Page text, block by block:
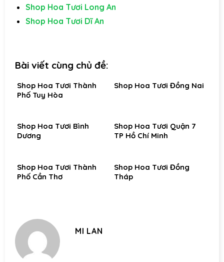
Shop Hoa Tươi Long An
Shop Hoa Tươi Dĩ An
Bài viết cùng chủ đề:
Shop Hoa Tươi Thành
Phố Tuy Hòa
Shop Hoa Tươi Đồng Nai
Shop Hoa Tươi Bình
Dương
Shop Hoa Tươi Quận 7
TP Hồ Chí Minh
Shop Hoa Tươi Thành
Phố Cần Thơ
Shop Hoa Tươi Đồng
Tháp
MI LAN